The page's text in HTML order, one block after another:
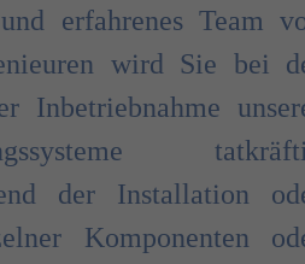
erfahrenes Team
wird Sie bei
Inbetriebnahme
der Installation
Komponenten